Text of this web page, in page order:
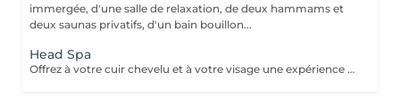
immergée, d'une salle de relaxation, de deux hammams et
deux saunas privatifs, d'un bain bouillon...
Head Spa
Offrez à votre cuir chevelu et à votre visage une expérience de soin d'exception, au croisement de l'expertise capillaire et du savoir faire facialiste NUXE SPA. Les Head Spa NUXE SPA associent soins du cuir chevelu, massage crânien profond et gestuelle experte du visage pour apaiser les tensions, stimuler la microcirculation et révéler des cheveux plus brillants, une peau plus lisse et un teint lumineux. Un rituel holistique unique, alliant détente nerveuse intense, beauté des cheveux et éclat du visage, pour un bien-être global et durable.